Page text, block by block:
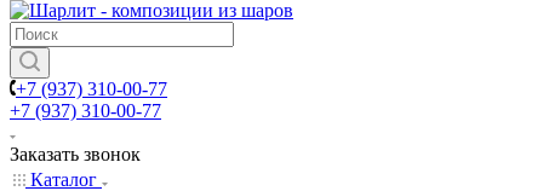
+7 (937) 310-00-77
+7 (937) 310-00-77
Заказать звонок
Каталог